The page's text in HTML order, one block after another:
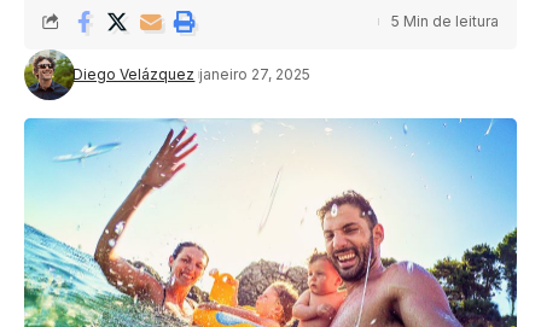
Diego Velázquez janeiro 27, 2025
5 Min de leitura